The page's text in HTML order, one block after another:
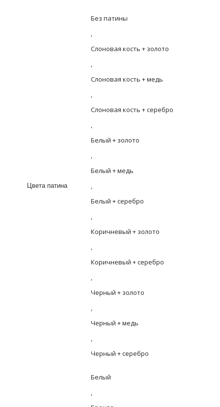
Цвета патина
Без патины
,
Слоновая кость + золото
,
Слоновая кость + медь
,
Слоновая кость + серебро
,
Белый + золото
,
Белый + медь
,
Белый + серебро
,
Коричневый + золото
,
Коричневый + серебро
,
Черный + золото
,
Черный + медь
,
Черный + серебро
Белый
,